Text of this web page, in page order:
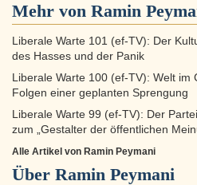
Mehr von Ramin
Liberale Warte 101 (ef-TV): Der
des Hasses und der Panik
Liberale Warte 100 (ef-TV): Welt im
Folgen einer geplanten Sprengung
Liberale Warte 99 (ef-TV): Der
zum „Gestalter der öffentlichen
Alle Artikel von Ramin Peymani
Über Ramin Peymani